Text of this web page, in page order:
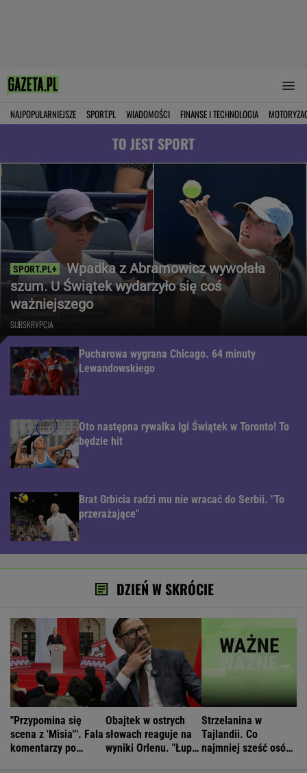
NAJPOPULARNIEJSZE SPORT.PL WIADOMOŚCI FINANSE I TECHNOLOGIA
TO JEST SPORT
Wpadka z Abramowicz wywołała
szum. U Świątek wydarzyło się coś
ważniejszego
SUBSKRYPCJA
Pucharowa wygrana Chicago. 64 minuty
Lewandowskiego
Oto następna rywalka Igi Świątek w Toronto! To
będzie hit
Brat Grbicia radzi mu nie wracać do Serbii. "To
przerażające"
DZIEŃ W SKRÓCIE
"Przypomina się
scena z 'Misia'". Fala
komentarzy po
Obajtek w ostrych
słowach reaguje na
wyniki Orlenu. "Łupi
Strzelanina w
Tajlandii. Co
najmniej sześć osób